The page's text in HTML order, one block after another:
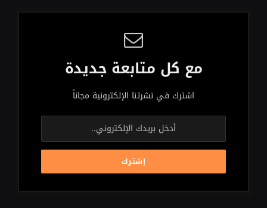
مع كل متابعة جديدة
اشترك في نشرتنا الإلكترونية مجاناً